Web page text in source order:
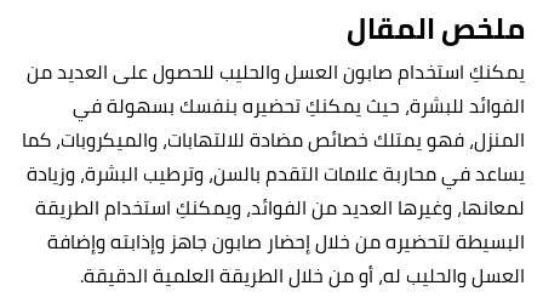
ملخص المقال
يمكنكِ استخدام صابون العسل والحليب للحصول على العديد من
الفوائد للبشرة، حيث يمكنكِ تحضيره بنفسك بسهولة في
المنزل، فهو يمتلك خصائص مضادة للالتهابات، والميكروبات، كما
يساعد في محاربة علامات التقدم بالسن، وترطيب البشرة، وزيادة
لمعانها، وغيرها العديد من الفوائد، ويمكنكِ استخدام الطريقة
البسيطة لتحضيره من خلال إحضار صابون جاهز وإذابته وإضافة
العسل والحليب له، أو من خلال الطريقة العلمية الدقيقة.